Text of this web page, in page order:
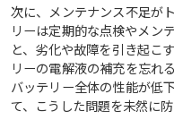
次に、メンテナンス不足が
リーは定期的な点検やメン
と、劣化や故障を引き起こ
リーの電解液の補充を忘れ
バッテリー全体の性能が低
て、こうした問題を未然に